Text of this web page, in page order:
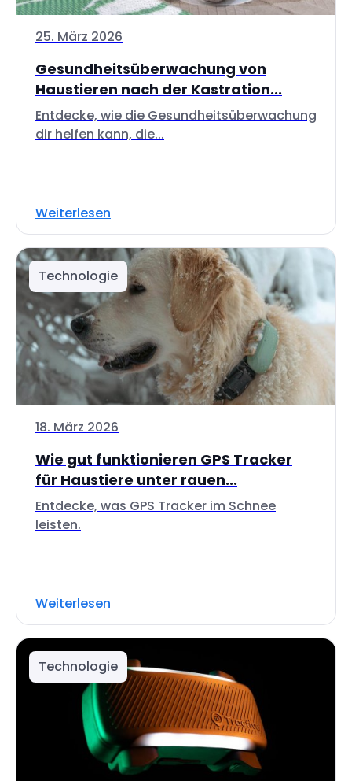
25. März 2026
Gesundheitsüberwachung von
Haustieren nach der Kastration...
Entdecke, wie die Gesundheitsüberwachung
dir helfen kann, die...
Weiterlesen
Technologie
18. März 2026
Wie gut funktionieren GPS Tracker
für Haustiere unter rauen...
Entdecke, was GPS Tracker im Schnee
leisten.
Weiterlesen
Technologie